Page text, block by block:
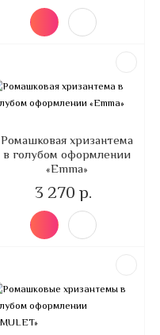
Ромашковая хризантема
в голубом оформлении
«Emma»
3 270 р.